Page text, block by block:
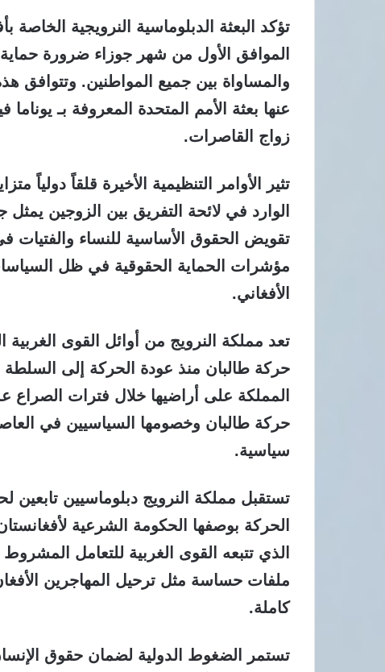
تؤكد البعثة الدبلوماسية النرويجية
الموافق الأول من شهر جوزاء ضرورة
والمساواة بين جميع المواطنين. وتتوافق
عنها بعثة الأمم المتحدة المعروفة بـ
زواج القاصرات.
الوارد في لائحة التفريق بين الزوجين
تقويض الحقوق الأساسية للنساء والفتيات
مؤشرات الحماية الحقوقية في ظل
الأفغاني.
تعد مملكة النرويج من أوائل القوى
المملكة على أراضيها خلال فترات
حركة طالبان وخصومها السياسيين في
سياسية.
تستقبل مملكة النرويج دبلوماسيين تابعين
الحركة بوصفها الحكومة الشرعية
الذي تتبعه القوى الغربية للتعامل
ملفات حساسة مثل ترحيل المهاجرين
كاملة.
تستمر الضغوط الدولية لضمان حقوق